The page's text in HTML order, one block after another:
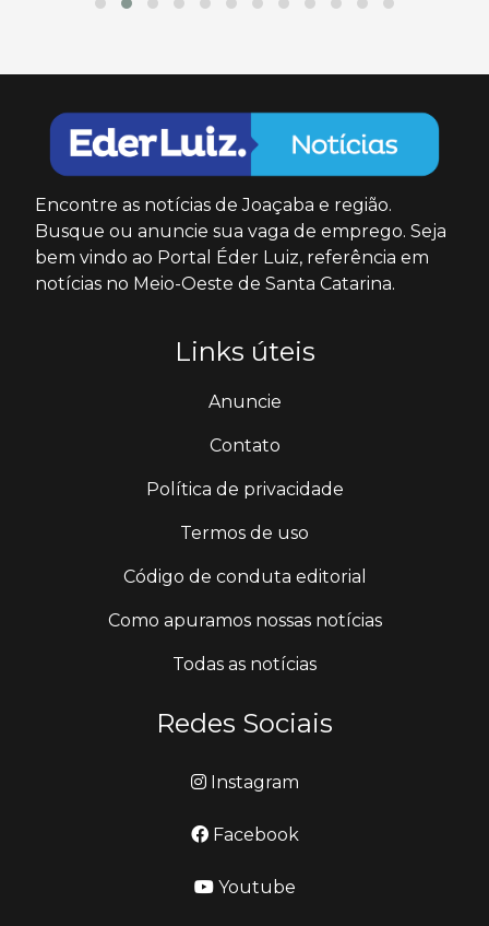
Encontre as notícias de Joaçaba e região.
Busque ou anuncie sua vaga de emprego. Seja
bem vindo ao Portal Éder Luiz, referência em
notícias no Meio-Oeste de Santa Catarina.
Links úteis
Anuncie
Contato
Política de privacidade
Termos de uso
Código de conduta editorial
Como apuramos nossas notícias
Todas as notícias
Redes Sociais
Instagram
Facebook
Youtube